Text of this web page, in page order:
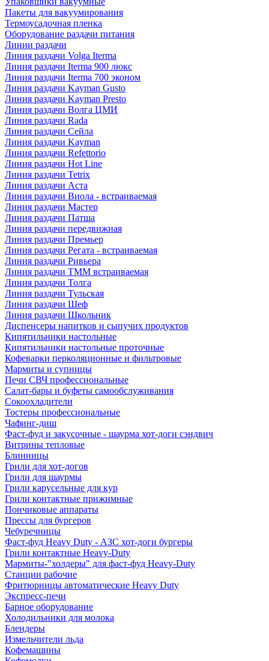
Пакеты для вакуумирования
Термоусадочная пленка
Оборудование раздачи питания
Линии раздачи
Линия раздачи Volga Iterma
Линия раздачи Iterma 900 люкс
Линия раздачи Iterma 700 эконом
Линия раздачи Kayman Gusto
Линия раздачи Kayman Presto
Линия раздачи Волга ЦМИ
Линия раздачи Rada
Линия раздачи Сейла
Линия раздачи Kayman
Линия раздачи Refettorio
Линия раздачи Hot Line
Линия раздачи Tetrix
Линия раздачи Аста
Линия раздачи Виола - встраиваемая
Линия раздачи Мастер
Линия раздачи Патша
Линия раздачи передвижная
Линия раздачи Премьер
Линия раздачи Регата - встраиваемая
Линия раздачи Ривьера
Линия раздачи ТММ встраиваемая
Линия раздачи Толга
Линия раздачи Тульская
Линия раздачи Шеф
Линия раздачи Школьник
Диспенсеры напитков и сыпучих продуктов
Кипятильники настольные
Кипятильники настольные проточные
Кофеварки перколяционные и фильтровые
Мармиты и супницы
Печи СВЧ профессиональные
Салат-бары и буфеты самообслуживания
Сокоохладители
Тостеры профессиональные
Чафинг-диш
Фаст-фуд и закусочные - шаурма хот-доги сэндвич
Витрины тепловые
Блинницы
Грили для хот-догов
Грили для шаурмы
Грили карусельные для кур
Грили контактные прижимные
Пончиковые аппараты
Прессы для бургеров
Чебуречницы
Фаст-фуд Heavy Duty - АЗС хот-доги бургеры
Грили контактные Heavy-Duty
Мармиты-"холдеры" для фаст-фуд Heavy-Duty
Станции рабочие
Фритюрницы автоматические Heavy Duty
Экспресс-печи
Барное оборудование
Холодильники для молока
Блендеры
Измельчители льда
Кофемашины